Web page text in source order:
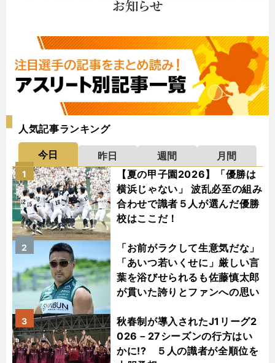
人気記事ランキング
今日 昨日 週間
月間
【夏の甲子園2026】「優勝は
横浜じゃない」 波乱必至の組み
合わせで識者５人が選んだ優勝
校はここだ！
1
「お前がラクして生意気だな」
「あいつ若いくせに」厳しい言
葉を浴びせられるも佐藤慎太郎
が貫いた誇りとファンへの思い
2
秋春制が導入されたJ1リーグ2
026－27シーズンの行方はい
かに!? ５人の識者が全順位を
3